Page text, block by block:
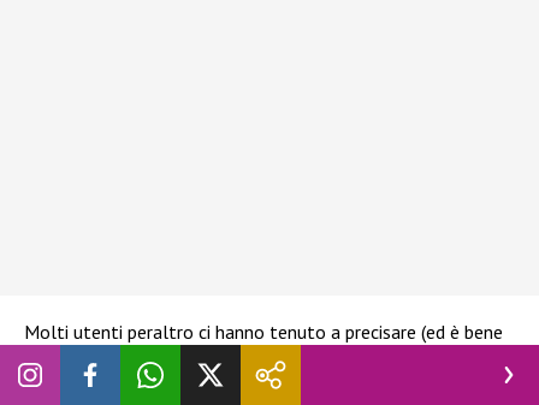
Molti utenti peraltro ci hanno tenuto a precisare (ed è bene
in realtà non stava
assolutamente parlando di
Sarah